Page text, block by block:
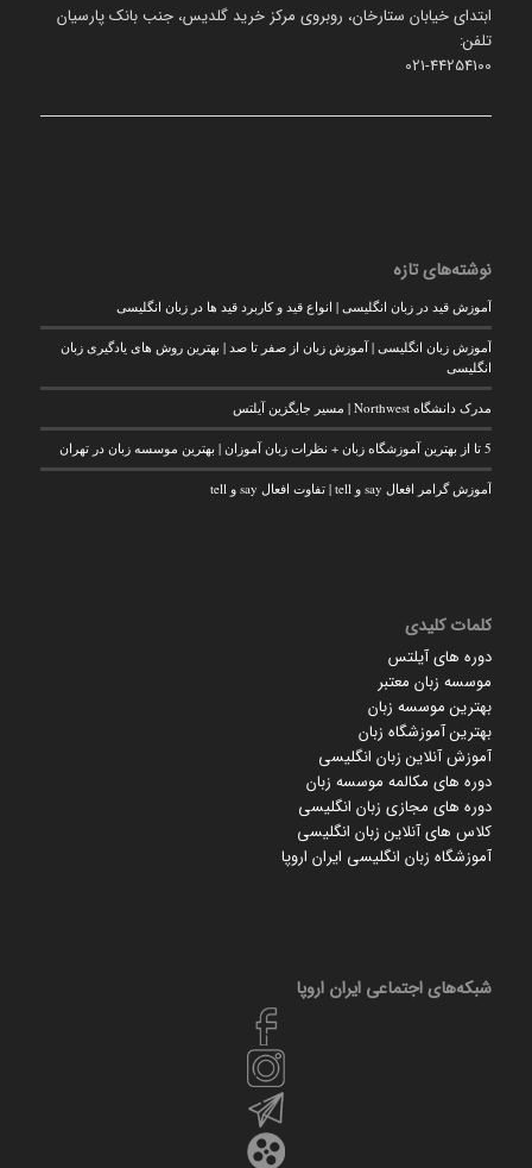
ابتدای خیابان ستارخان، روبروی مرکز خرید گلدیس، جنب بانک پارسیان
تلفن:
021-44254100
نوشته‌های تازه
آموزش قید در زبان انگلیسی | انواع قید و کاربرد قید ها در زبان انگلیسی
آموزش زبان انگلیسی | آموزش زبان از صفر تا صد | بهترین روش های یادگیری زبان
انگلیسی
مدرک دانشگاه Northwest | مسیر جایگزین آیلتس
5 تا از بهترین آموزشگاه زبان + نظرات زبان آموزان | بهترین موسسه زبان در تهران
آموزش گرامر افعال say و tell | تفاوت افعال say و tell
کلمات کلیدی
دوره های آیلتس
موسسه زبان معتبر
بهترین موسسه زبان
بهترین آموزشگاه زبان
آموزش آنلاین زبان انگلیسی
دوره های مکالمه موسسه زبان
دوره های مجازی زبان انگلیسی
کلاس های آنلاین زبان انگلیسی
آموزشگاه زبان انگلیسی ایران اروپا
شبکه‌های اجتماعی ایران‌ اروپا